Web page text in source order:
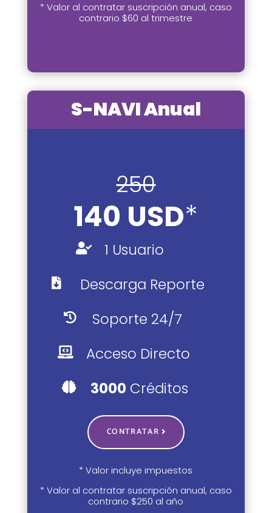
* Valor al contratar suscripción anual, caso
contrario $60 al trimestre
S-NAVI Anual
250
140 USD*
 1 Usuario
 Descarga Reporte
 Soporte 24/7
 Acceso Directo
 3000 Créditos
CONTRATAR
* Valor incluye impuestos
* Valor al contratar suscripción anual, caso
contrario $250 al año